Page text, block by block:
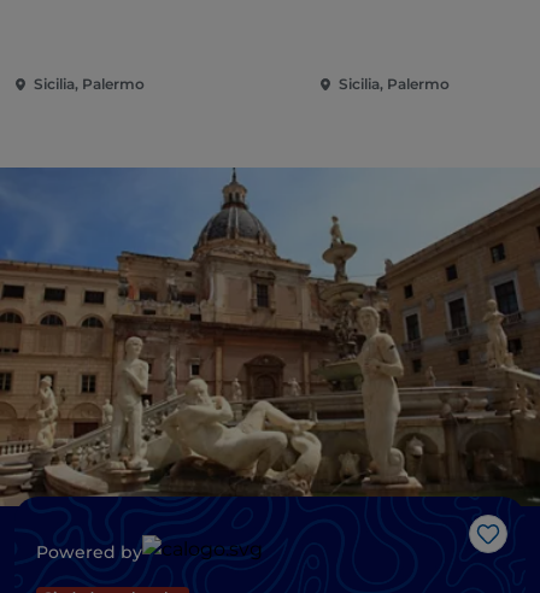
Sicilia, Palermo Sicilia, Palermo
Me
Powered by